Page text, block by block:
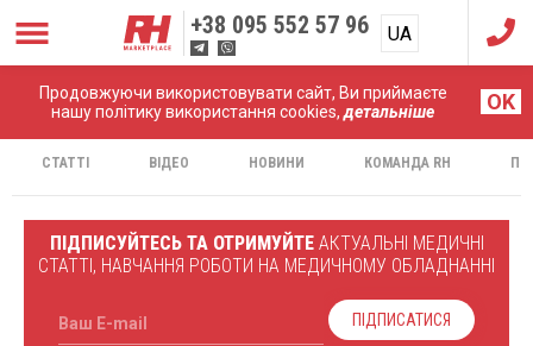
Продовжуючи використовувати сайт, Ви приймаєте
нашу політику використання cookies,детальніше OK
+38 095 552 57 96 UA
RU
Головна Статті
СТАТТІ ВІДЕО НОВИНИ КОМАНДА RH
ПІДПИСУЙТЕСЬ ТА ОТРИМУЙТЕАКТУАЛЬНІ МЕДИЧНІ
СТАТТІ, НАВЧАННЯ РОБОТИ НА МЕДИЧНОМУ ОБЛАДНАННІ
Ваш E-mail ПІДПИСАТИСЯ